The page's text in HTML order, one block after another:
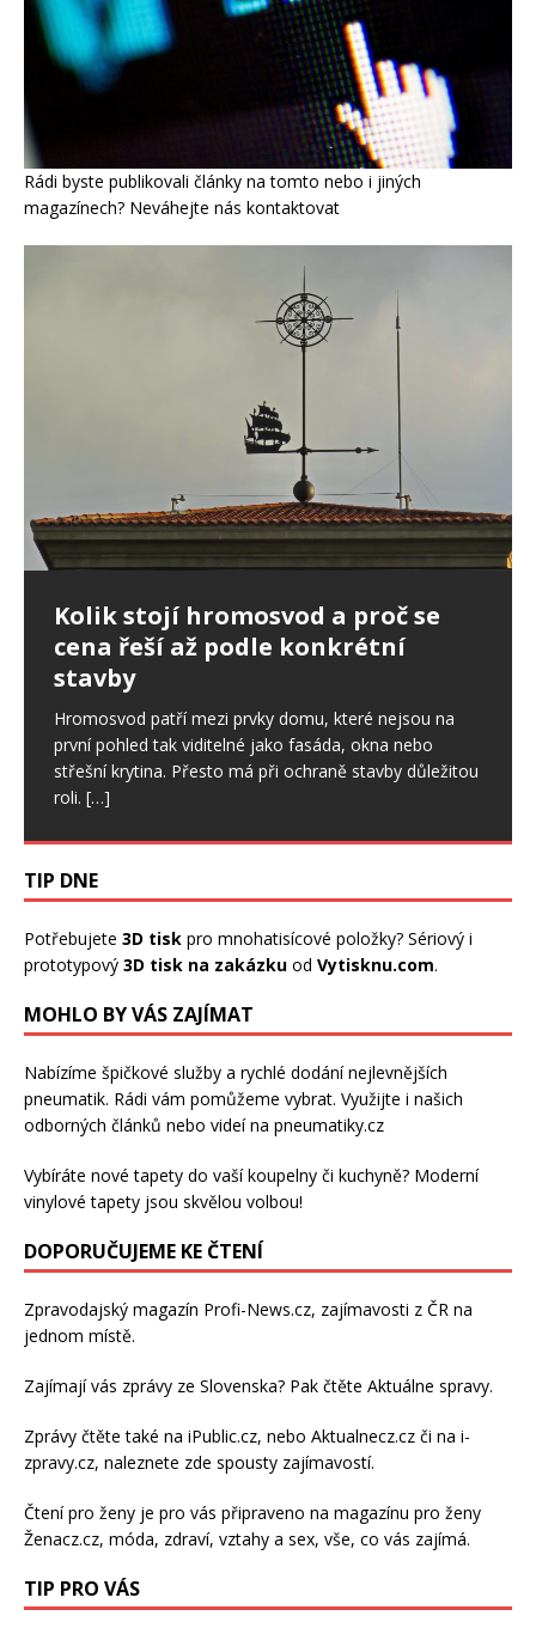
Rádi byste publikovali články na tomto nebo i jiných
magazínech? Neváhejte nás kontaktovat
Kolik stojí hromosvod a proč se
cena řeší až podle konkrétní
stavby
Hromosvod patří mezi prvky domu, které nejsou na
první pohled tak viditelné jako fasáda, okna nebo
střešní krytina. Přesto má při ochraně stavby důležitou
roli. […]
Ptáci ve fasádě: jak postupovat,
když poškodí zateplení domu
Drobné otvory ve fasádě se snadno přehlédnou. U
většího problému. Ptáci dokážou narušit omítku,
výztužnou vrstvu i samotnou izolaci.[…]
Nepřítel stres: Ovlivňuje i spánek,
svaly či zdraví ústní dutiny
Stres je sice běžnou součástí našich životů a v určité
míře je pro nás důležitý. Pokud však trvá dlouhodobě,
začíná ovlivňovat celý organismus, a to[…]
TIP DNE
Potřebujete 3D tisk pro mnohatisícové položky? Sériový i
prototypový 3D tisk na zakázku od Vytisknu.com.
MOHLO BY VÁS ZAJÍMAT
Nabízíme špičkové služby a rychlé dodánínejlevnějších
pneumatik. Rádi vám pomůžeme vybrat. Využijte i našich
odborných článků nebo videí na pneumatiky.cz
Vybíráte nové tapety do vaší koupelny či kuchyně? Moderní
vinylové tapety jsou skvělou volbou!
DOPORUČUJEME KE ČTENÍ
Zpravodajský magazín Profi-News.cz, zajímavosti z ČR na
jednom místě.
Zajímají vás zprávy ze Slovenska? Pak čtěte Aktuálne spravy.
Zprávy čtěte také na iPublic.cz, nebo Aktualnecz.cz či na i-
zpravy.cz, naleznete zde spousty zajímavostí.
Čtení pro ženy je pro vás připraveno na magazínu pro ženy
Ženacz.cz, móda, zdraví, vztahy a sex, vše, co vás zajímá.
TIP PRO VÁS